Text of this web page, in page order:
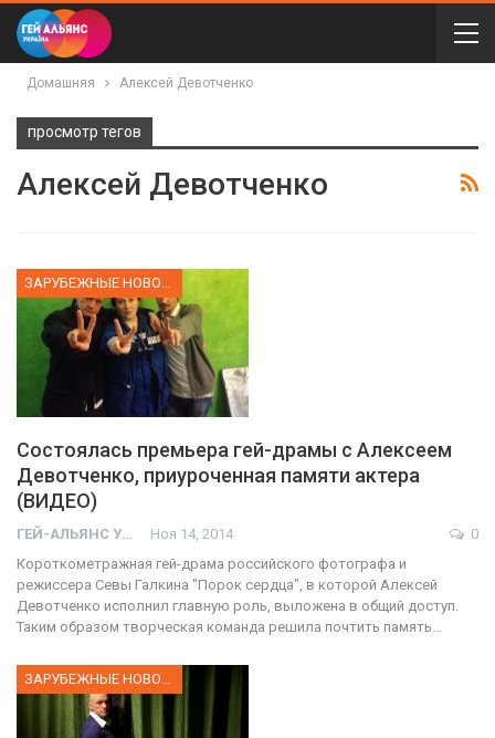
Домашняя Алексей Девотченко
просмотр тегов
Алексей Девотченко
Состоялась премьера гей-драмы с Алексеем
Девотченко, приуроченная памяти актера
(ВИДЕО)
ГЕЙ-АЛЬЯНС УКРАИНА Ноя 14, 2014
0
Короткометражная гей-драма российского фотографа и
режиссера Севы Галкина "Порок сердца", в которой Алексей
Девотченко исполнил главную роль, выложена в общий доступ.
Таким образом творческая команда решила почтить память…
ЗАРУБЕЖНЫЕ НОВОСТИ